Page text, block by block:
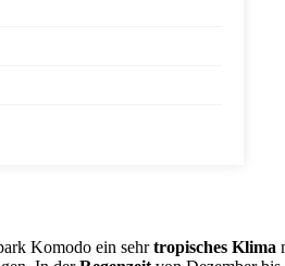
Komodo ein sehrtropisches Klima